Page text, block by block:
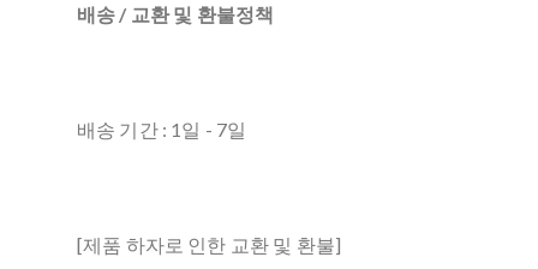
배송 / 교환 및 환불정책
배송 기간 : 1일 - 7일
[제품 하자로 인한 교환 및 환불]